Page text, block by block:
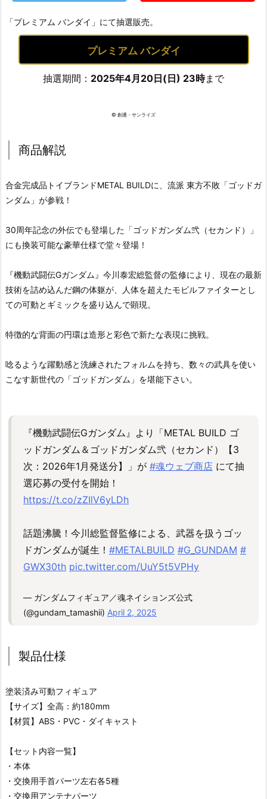
「プレミアム バンダイ」にて抽選販売。
プレミアム バンダイ
抽選期間： 2025年4月20日(日) 23時まで
© 創通・サンライズ
商品解説
合金完成品トイブランドMETAL BUILDに、流派 東方不敗「ゴッドガ
ンダム」が参戦！
30周年記念の外伝でも登場した「ゴッドガンダム弐（セカンド）」
にも換装可能な豪華仕様で堂々登場！
『機動武闘伝Gガンダム』今川泰宏総監督の監修により、現在の最新
技術を詰め込んだ鋼の体躯が、人体を超えたモビルファイターとし
ての可動とギミックを盛り込んで顕現。
特徴的な背面の円環は造形と彩色で新たな表現に挑戦。
唸るような躍動感と洗練されたフォルムを持ち、数々の武具を使い
こなす新世代の「ゴッドガンダム」を堪能下さい。
『機動武闘伝Gガンダム』より「METAL BUILD ゴ
ッドガンダム＆ゴッドガンダム弐（セカンド）【3
次：2026年1月発送分】」が #魂ウェブ商店 にて抽
選応募の受付を開始！
https://t.co/zZIlV6yLDh
話題沸騰！今川総監督監修による、武器を扱うゴッ
ドガンダムが誕生！ #METALBUILD #G_GUNDAM #
GWX30th pic.twitter.com/UuY5t5VPHy
— ガンダムフィギュア／魂ネイションズ公式
(@gundam_tamashii) April 2, 2025
製品仕様
塗装済み可動フィギュア
【サイズ】全高：約180mm
【材質】ABS・PVC・ダイキャスト
【セット内容一覧】
・本体
・交換用手首パーツ左右各5種
・交換用アンテナパーツ